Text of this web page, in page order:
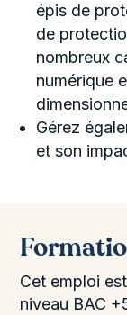
épis de
de
nombreux
numérique
Gérez
et son
Cet emploi
niveau BAC